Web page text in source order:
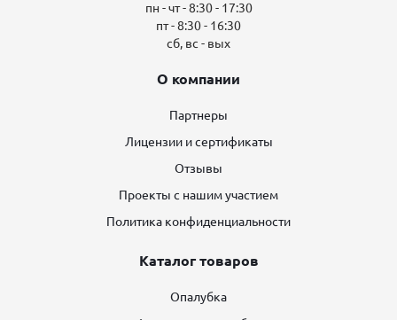
пн - чт - 8:30 - 17:30
пт - 8:30 - 16:30
сб, вс - вых
О компании
Партнеры
Лицензии и сертификаты
Отзывы
Проекты с нашим участием
Политика конфиденциальности
Каталог товаров
Опалубка